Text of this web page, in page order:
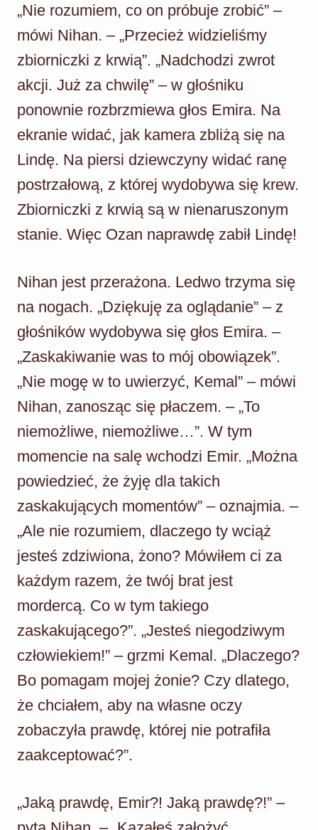
„Nie rozumiem, co on próbuje zrobić” –
mówi Nihan. – „Przecież widzieliśmy
zbiorniczki z krwią”. „Nadchodzi zwrot
akcji. Już za chwilę” – w głośniku
ponownie rozbrzmiewa głos Emira. Na
ekranie widać, jak kamera zbliżą się na
Lindę. Na piersi dziewczyny widać ranę
postrzałową, z której wydobywa się krew.
Zbiorniczki z krwią są w nienaruszonym
stanie. Więc Ozan naprawdę zabił Lindę!
Nihan jest przerażona. Ledwo trzyma się
na nogach. „Dziękuję za oglądanie” – z
głośników wydobywa się głos Emira. –
„Zaskakiwanie was to mój obowiązek”.
„Nie mogę w to uwierzyć, Kemal” – mówi
Nihan, zanosząc się płaczem. – „To
niemożliwe, niemożliwe…”. W tym
momencie na salę wchodzi Emir. „Można
powiedzieć, że żyję dla takich
zaskakujących momentów” – oznajmia. –
„Ale nie rozumiem, dlaczego ty wciąż
jesteś zdziwiona, żono? Mówiłem ci za
każdym razem, że twój brat jest
mordercą. Co w tym takiego
zaskakującego?”. „Jesteś niegodziwym
człowiekiem!” – grzmi Kemal. „Dlaczego?
Bo pomagam mojej żonie? Czy dlatego,
że chciałem, aby na własne oczy
zobaczyła prawdę, której nie potrafiła
zaakceptować?”.
„Jaką prawdę, Emir?! Jaką prawdę?!” –